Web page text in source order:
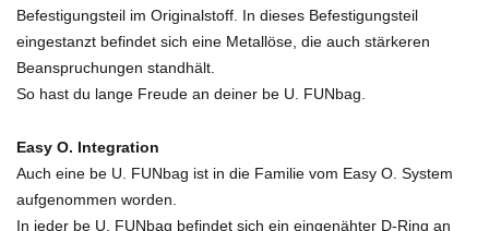
Befestigungsteil im Originalstoff. In dieses Befestigungsteil
eingestanzt befindet sich eine Metallöse, die auch stärkeren
Beanspruchungen standhält.
So hast du lange Freude an deiner be U. FUNbag.
Easy O. Integration
Auch eine be U. FUNbag ist in die Familie vom Easy O. System
aufgenommen worden.
In jeder be U. FUNbag befindet sich ein eingenähter D-Ring an